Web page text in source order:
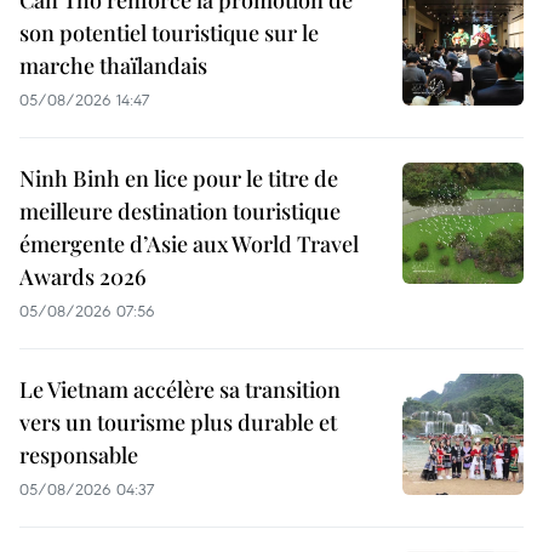
son potentiel touristique sur le
marche thaïlandais
05/08/2026 14:47
Ninh Binh en lice pour le titre de
meilleure destination touristique
émergente d’Asie aux World Travel
Awards 2026
05/08/2026 07:56
Le Vietnam accélère sa transition
vers un tourisme plus durable et
responsable
05/08/2026 04:37